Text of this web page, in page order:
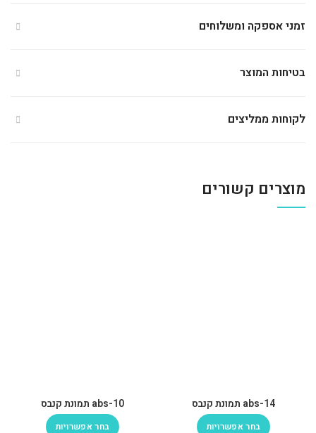
זמני אספקה ומשלוחים
בטיחות המוצר
לקוחות ממליצים
מוצרים קשורים
abs-14 תמונת קנבס
בחר אפשרויות
abs-10 תמונת קנבס
בחר אפשרויות